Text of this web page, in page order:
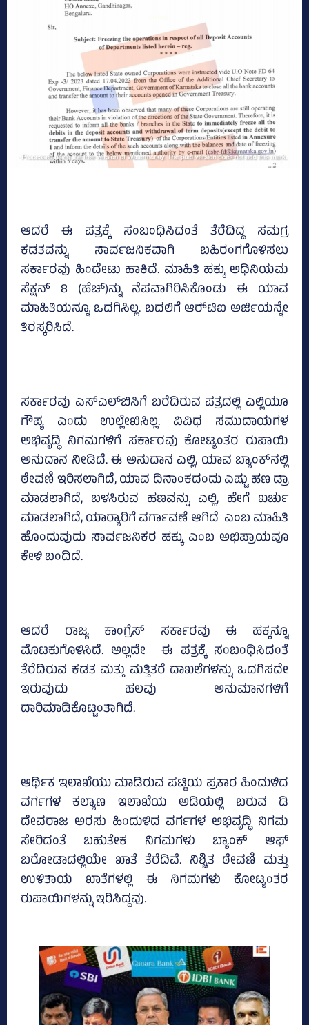
ಆದರೆ ಈ ಪತ್ರಕ್ಕೆ ಸಂಬಂಧಿಸಿದಂತೆ ತೆರೆದಿದ್ದ ಸಮಗ್ರ
ಕಡತವನ್ನು ಸಾರ್ವಜನಿಕವಾಗಿ ಬಹಿರಂಗಗೊಳಿಸಲು
ಸರ್ಕಾರವು ಹಿಂದೇಟು ಹಾಕಿದೆ. ಮಾಹಿತಿ ಹಕ್ಕು ಅಧಿನಿಯಮ
ಸೆಕ್ಷನ್‌ 8 (ಹೆಚ್‌)ನ್ನು ನೆಪವಾಗಿರಿಸಿಕೊಂಡು ಈ ಯಾವ
ಮಾಹಿತಿಯನ್ನೂ ಒದಗಿಸಿಲ್ಲ. ಬದಲಿಗೆ ಆರ್‍‌ಟಿಐ ಅರ್ಜಿಯನ್ನೇ
ತಿರಸ್ಕರಿಸಿದೆ.
ಸರ್ಕಾರವು ಎಸ್‌ಎಲ್‌ಬಿಸಿಗೆ ಬರೆದಿರುವ ಪತ್ರದಲ್ಲಿ ಎಲ್ಲಿಯೂ
ಗೌಪ್ಯ ಎಂದು ಉಲ್ಲೇಖಿಸಿಲ್ಲ. ವಿವಿಧ ಸಮುದಾಯಗಳ
ಅಭಿವೃದ್ಧಿ ನಿಗಮಗಳಿಗೆ ಸರ್ಕಾರವು ಕೋಟ್ಯಂತರ ರುಪಾಯಿ
ಅನುದಾನ ನೀಡಿದೆ. ಈ ಅನುದಾನ ಎಲ್ಲಿ, ಯಾವ ಬ್ಯಾಂಕ್‌ನಲ್ಲಿ
ಠೇವಣಿ ಇರಿಸಲಾಗಿದೆ, ಯಾವ ದಿನಾಂಕದಂದು ಎಷ್ಟು ಹಣ ಡ್ರಾ
ಮಾಡಲಾಗಿದೆ, ಬಳಸಿರುವ ಹಣವನ್ನು ಎಲ್ಲಿ, ಹೇಗೆ ಖರ್ಚು
ಮಾಡಲಾಗಿದೆ, ಯಾರ್‍ಯಾರಿಗೆ ವರ್ಗಾವಣೆ ಆಗಿದೆ ಎಂಬ ಮಾಹಿತಿ
ಹೊಂದುವುದು ಸಾರ್ವಜನಿಕರ ಹಕ್ಕು ಎಂಬ ಅಭಿಪ್ರಾಯವೂ
ಕೇಳಿ ಬಂದಿದೆ.
ಆದರೆ ರಾಜ್ಯ ಕಾಂಗ್ರೆಸ್‌ ಸರ್ಕಾರವು ಈ ಹಕ್ಕನ್ನೂ
ಮೊಟಕುಗೊಳಿಸಿದೆ. ಅಲ್ಲದೇ ಈ ಪತ್ರಕ್ಕೆ ಸಂಬಂಧಿಸಿದಂತೆ
ತೆರೆದಿರುವ ಕಡತ ಮತ್ತು ಮತ್ತಿತರೆ ದಾಖಲೆಗಳನ್ನು ಒದಗಿಸದೇ
ಇರುವುದು ಹಲವು ಅನುಮಾನಗಳಿಗೆ
ದಾರಿಮಾಡಿಕೊಟ್ಟಂತಾಗಿದೆ.
ಆರ್ಥಿಕ ಇಲಾಖೆಯು ಮಾಡಿರುವ ಪಟ್ಟಿಯ ಪ್ರಕಾರ ಹಿಂದುಳಿದ
ವರ್ಗಗಳ ಕಲ್ಯಾಣ ಇಲಾಖೆಯ ಅಡಿಯಲ್ಲಿ ಬರುವ ಡಿ
ದೇವರಾಜ ಅರಸು ಹಿಂದುಳಿದ ವರ್ಗಗಳ ಅಭಿವೃದ್ಧಿ ನಿಗಮ
ಸೇರಿದಂತೆ ಬಹುತೇಕ ನಿಗಮಗಳು ಬ್ಯಾಂಕ್‌ ಆಫ್‌
ಬರೋಡಾದಲ್ಲಿಯೇ ಖಾತೆ ತೆರೆದಿವೆ. ನಿಶ್ಚಿತ ಠೇವಣಿ ಮತ್ತು
ಉಳಿತಾಯ ಖಾತೆಗಳಲ್ಲಿ ಈ ನಿಗಮಗಳು ಕೋಟ್ಯಂತರ
ರುಪಾಯಿಗಳನ್ನು ಇರಿಸಿದ್ದವು.